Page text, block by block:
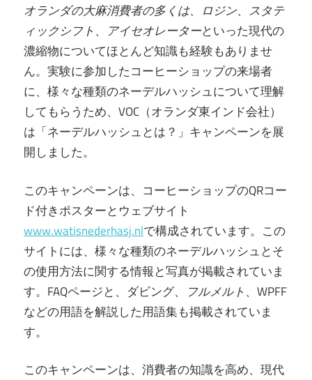
オランダの大麻消費者の多くは、ロジン、 スタテ
ィックシフト、 アイセオレーターといった現代の
濃縮物についてほとんど知識も経験もありませ
ん。実験に参加したコーヒーショップの来場者
に、様々な種類のネーデルハッシュについて理解
してもらうため、VOC（オランダ東インド会社）
は「ネーデルハッシュとは？」キャンペーンを展
開しました。
このキャンペーンは、コーヒーショップのQRコー
ド付きポスターとウェブサイト
www.watisnederhasj.nlで構成されています。この
サイトには、様々な種類のネーデルハッシュとそ
の使用方法に関する情報と写真が掲載されていま
す。FAQページと、ダビング、
フルメルト、WPFF
などの用語を解説した用語集も掲載されていま
す。
このキャンペーンは、消費者の知識を高め、現代